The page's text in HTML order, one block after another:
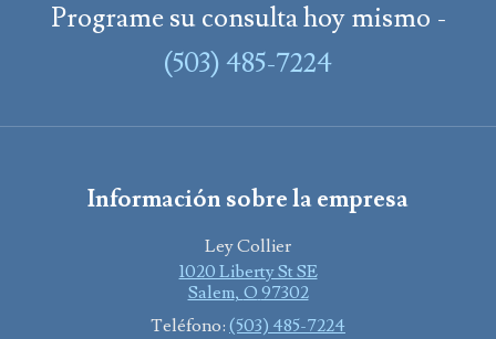
Programe su consulta hoy mismo -
(503) 485-7224
Información sobre la empresa
Ley Collier
1020 Liberty St SE
Salem, O 97302
Teléfono: (503) 485-7224